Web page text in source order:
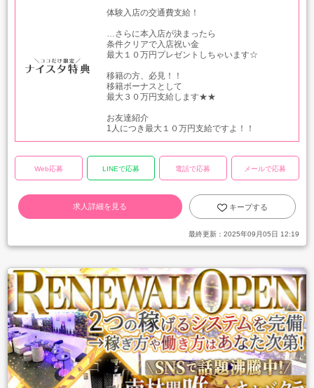
体験入店の交通費支給！
…さらに本入店が決まったら
条件クリアで入店祝い金
最大１０万円プレゼントしちゃいます☆
移籍の方、必見！！
移籍ボーナスとして
最大３０万円支給します★★
お友達紹介
1人につき最大１０万円支給ですよ！！
Web応募 LINEで応募 電話で応募 メールで応募
求人詳細を見る キープする
最終更新： 2025年09月05日 12:19